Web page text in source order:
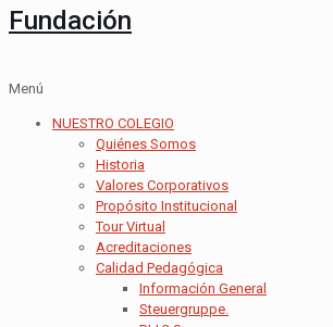
Fundación
Menú
NUESTRO COLEGIO
Quiénes Somos
Historia
Valores Corporativos
Propósito Institucional
Tour Virtual
Acreditaciones
Calidad Pedagógica
Información General
Steuergruppe.